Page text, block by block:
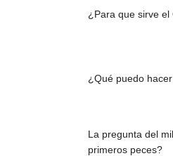
¿Para que sirve
¿Qué puedo
La pregunta del
primeros peces?